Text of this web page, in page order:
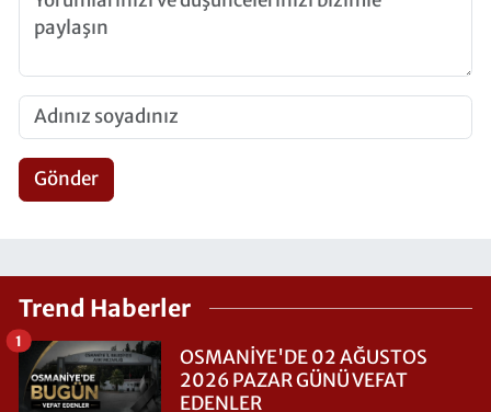
Gönder
Trend Haberler
OSMANİYE'DE 02 AĞUSTOS
2026 PAZAR GÜNÜ VEFAT
EDENLER
1